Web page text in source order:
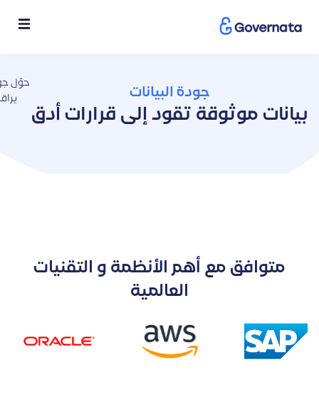
جودة البيانات
بيانات موثوقة تقود إلى قرارات أدق
حوّل
متوافق مع أهم الأنظمة و التقنيات
العالمية